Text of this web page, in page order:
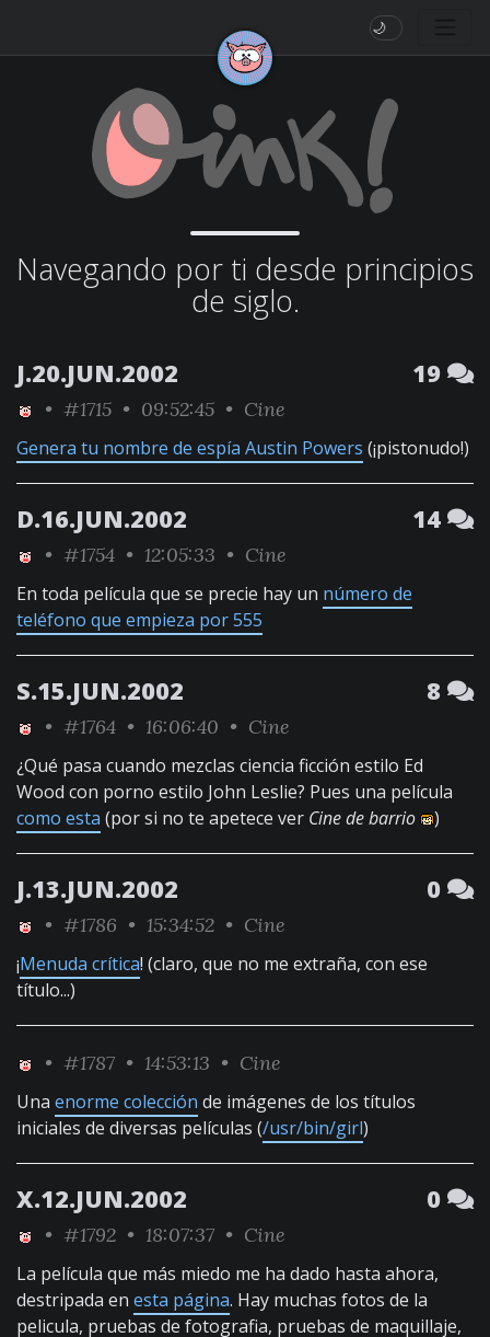
🌙
Navegando por ti desde principios
de siglo.
J.20.JUN.2002 19
• #1715 • 09:52:45 • Cine
Genera tu nombre de espía Austin Powers (¡pistonudo!)
D.16.JUN.2002 14
• #1754 • 12:05:33 • Cine
En toda película que se precie hay un número de
teléfono que empieza por 555
S.15.JUN.2002 8
• #1764 • 16:06:40 • Cine
¿Qué pasa cuando mezclas ciencia ficción estilo Ed
Wood con porno estilo John Leslie? Pues una película
como esta (por si no te apetece ver Cine de barrio )
J.13.JUN.2002 0
• #1786 • 15:34:52 • Cine
¡Menuda crítica! (claro, que no me extraña, con ese
título...)
• #1787 • 14:53:13 • Cine
Una enorme colección de imágenes de los títulos
iniciales de diversas películas (/usr/bin/girl)
X.12.JUN.2002 0
• #1792 • 18:07:37 • Cine
La película que más miedo me ha dado hasta ahora,
destripada en esta página. Hay muchas fotos de la
pelicula, pruebas de fotografia, pruebas de maquillaje,